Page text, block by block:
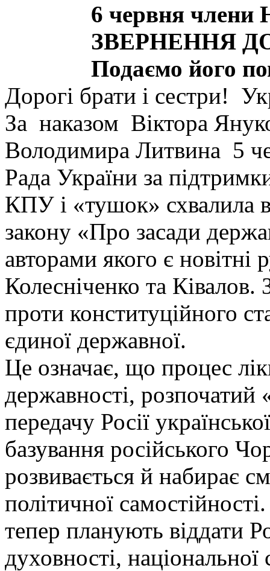
6 червня
ЗВЕРНЕННЯ
Подаємо його
Дорогі брати і сестри!
За наказом Віктора
Володимира Литвина 5
Рада України за
КПУ і «тушок» схвалила
закону «Про засади
авторами якого є новітні
Колесніченко та
проти конституційного
єдиної державної.
Це означає, що процес
державності,
передачу Росії
базування російського
розвивається й набирає
політичної самостійності.
тепер планують віддати
духовності, національної